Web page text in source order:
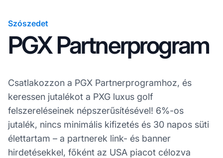
Szószedet
PGX Partnerprogram
Csatlakozzon a PGX Partnerprogramhoz, és
keressen jutalékot a PXG luxus golf
felszereléseinek népszerűsítésével! 6%-os
jutalék, nincs minimális kifizetés és 30 napos süti
élettartam – a partnerek link- és banner
hirdetésekkel, főként az USA piacot célozva